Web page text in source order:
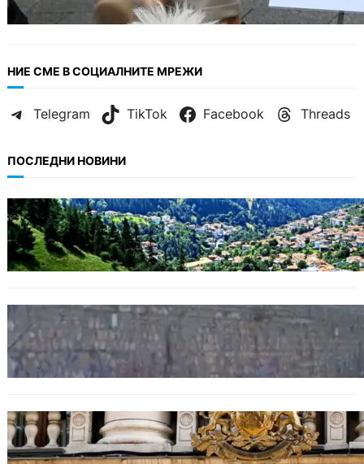
НИЕ СМЕ В СОЦИАЛНИТЕ МРЕЖИ
Telegram TikTok Facebook Threads
ПОСЛЕДНИ НОВИНИ
БЪЛГАРИЯ
Полицията алармира за нова схема с
фалшиви лечители и „вълшебни“ мехлеми
БЪЛГАРИЯ
Ограничават движението по улица
„Вълноломна“ във Варна
БЪЛГАРИЯ
Дрон навлезе в България край границата с
Румъния